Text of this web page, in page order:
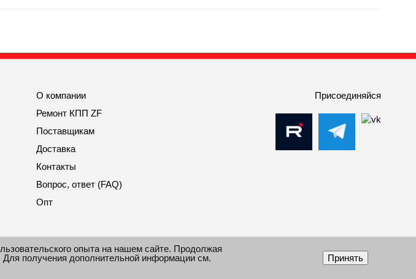
О компании
Ремонт КПП ZF
Поставщикам
Доставка
Контакты
Вопрос, ответ (FAQ)
Опт
Присоединяйся
об авторских правах.
опыта на нашем сайте. Продолжая
получения дополнительной информации см.
Принять